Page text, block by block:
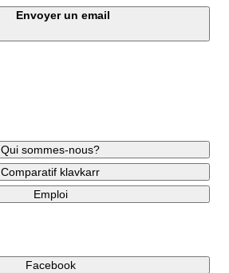
Envoyer un email
Qui sommes-nous?
Comparatif klavkarr
Emploi
Facebook